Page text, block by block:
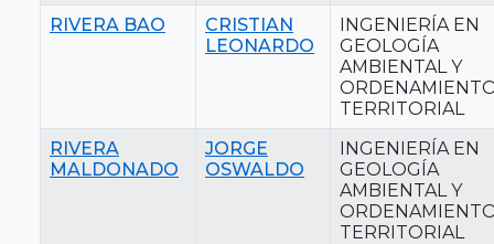
RIVERA BAO
CRISTIAN
LEONARDO
INGENIERÍA EN
GEOLOGÍA
AMBIENTAL Y
TERRITORIAL
RIVERA
MALDONADO
JORGE
OSWALDO
INGENIERÍA EN
GEOLOGÍA
AMBIENTAL Y
TERRITORIAL